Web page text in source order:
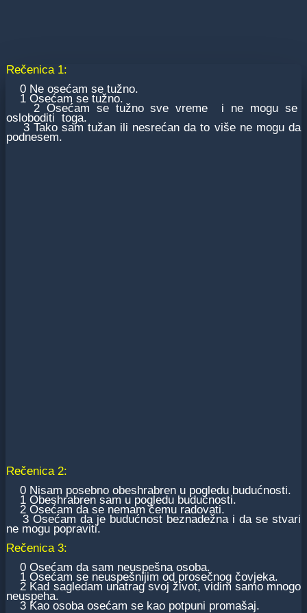
Rečenica 1:
0 Ne osećam se tužno.
1 Osećam se tužno.
2 Osećam se tužno sve vreme i ne mogu se
osloboditi toga.
3 Tako sam tužan ili nesrećan da to više ne mogu da
podnesem.
Rečenica 2:
0 Nisam posebno obeshrabren u pogledu budućnosti.
1 Obeshrabren sam u pogledu budućnosti.
2 Osećam da se nemam čemu radovati.
3 Osećam da je budućnost beznadežna i da se stvari
ne mogu popraviti.
Rečenica 3:
0 Osećam da sam neuspešna osoba.
1 Osećam se neuspešnijim od prosečnog čovjeka.
2 Kad sagledam unatrag svoj život, vidim samo mnogo
neuspeha.
3 Kao osoba osećam se kao potpuni promašaj.